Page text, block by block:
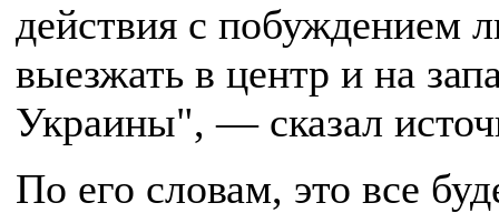
действия с побуждением
выезжать в центр и на
Украины", — сказал
По его словам, это все